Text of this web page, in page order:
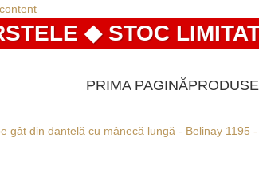
◆ STOC LIMITAT ◆
PRIMA PAGINĂPRODUSE